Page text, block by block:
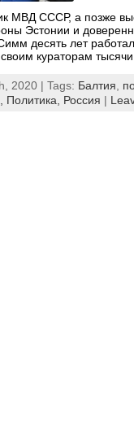
МВД СССР, а позже
Эстонии и
десять лет
кураторам
2020 | Tags: Балтия
Политика, Россия |